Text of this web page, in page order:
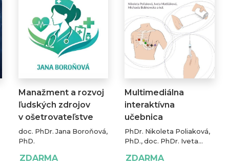
Manažment a rozvoj
ľudských zdrojov
v ošetrovateľstve
doc. PhDr. Jana Boroňová,
PhD.
ZDARMA
Multimediálna
interaktívna
učebnica
ošetrovateľských…
PhDr. Nikoleta Poliaková,
PhD., doc. PhDr. Iveta
Michaela Bobkowska,
ZDARMA